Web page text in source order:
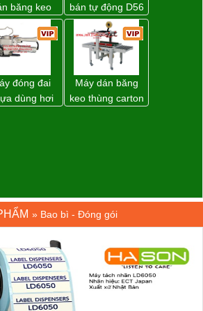
băng keo
carton tự
WP-5050F
giá rẻ
bán tự động D56
Strapack
đóng đai
dùng hơi
Máy dán băng
keo thùng carton
» Bao bì - Đóng gói